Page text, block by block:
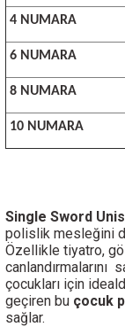
4 NUMARA
6 NUMARA
8 NUMARA
10 NUMARA
Single Sword
polislik mesleğini
Özellikle tiyatro,
canlandırmalarını
çocukları için
geçiren bu çocuk
sağlar.